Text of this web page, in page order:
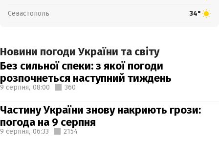
Севастополь 34°
Новини погоди України та світу
Без сильної спеки: з якої погоди
розпочнеться наступний тиждень
9 серпня, 08:00 360
Частину України знову накриють грози:
погода на 9 серпня
9 серпня, 06:33 2154